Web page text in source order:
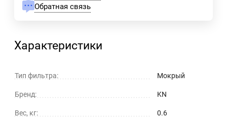
Обратная связь
Характеристики
Тип фильтра: Мокрый
Бренд: KN
Вес, кг: 0.6